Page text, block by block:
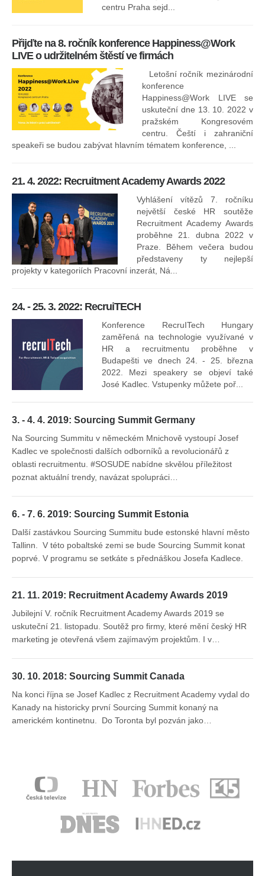
centru Praha sejd...
Přijďte na 8. ročník konference Happiness@Work
LIVE o udržitelném štěstí ve firmách
Letošní ročník mezinárodní
konference
Happiness@Work LIVE se
uskuteční dne 13. 10. 2022 v
pražském Kongresovém
centru. Čeští i zahraniční
speakeři se budou zabývat hlavním tématem konference, ...
21. 4. 2022: Recruitment Academy Awards 2022
Vyhlášení vítězů 7. ročníku
největší české HR soutěže
Recruitment Academy Awards
proběhne 21. dubna 2022 v
Praze. Během večera budou
představeny ty nejlepší
projekty v kategoriích Pracovní inzerát, Ná...
24. - 25. 3. 2022: RecruiTECH
Konference RecruITech Hungary
zaměřená na technologie využívané v
HR a recruitmentu proběhne v
Budapešti ve dnech 24. - 25. března
2022. Mezi speakery se objeví také
José Kadlec. Vstupenky můžete poř...
3. - 4. 4. 2019: Sourcing Summit Germany
Na Sourcing Summitu v německém Mnichově vystoupí Josef
Kadlec ve společnosti dalších odborníků a revolucionářů z
oblasti recruitmentu. #SOSUDE nabídne skvělou příležitost
poznat aktuální trendy, navázat spolupráci…
6. - 7. 6. 2019: Sourcing Summit Estonia
Další zastávkou Sourcing Summitu bude estonské hlavní město
Tallinn. V této pobaltské zemi se bude Sourcing Summit konat
poprvé. V programu se setkáte s přednáškou Josefa Kadlece.
21. 11. 2019: Recruitment Academy Awards 2019
Jubilejní V. ročník Recruitment Academy Awards 2019 se
uskuteční 21. listopadu. Soutěž pro firmy, které mění český HR
marketing je otevřená všem zajímavým projektům. I v…
30. 10. 2018: Sourcing Summit Canada
Na konci října se Josef Kadlec z Recruitment Academy vydal do
Kanady na historicky první Sourcing Summit konaný na
americkém kontinetnu. Do Toronta byl pozván jako…